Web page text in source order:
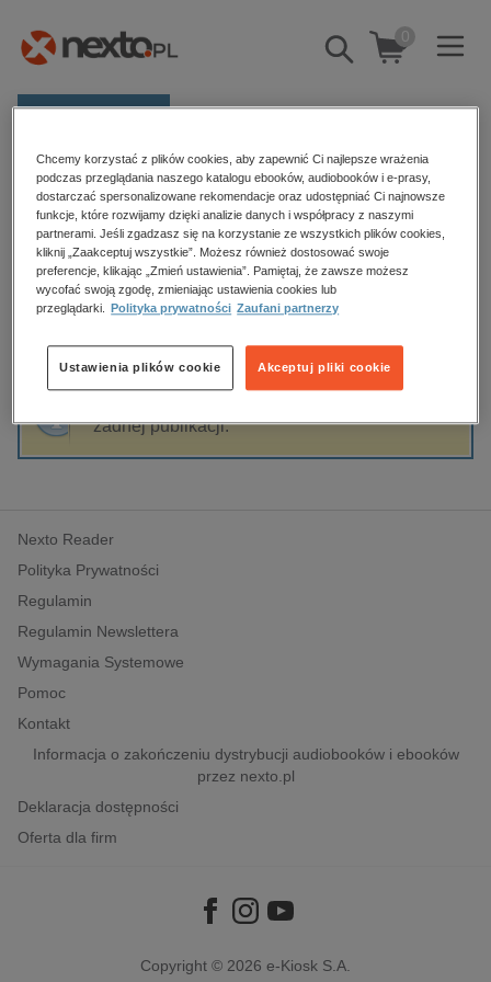
Pokaż/schowaj
wyszukiwarkę
0
Kategorie
Zobacz wszystkie E-prasa
budownictwo, aranżacja wnętrz
biznesowe, branżowe, gospodarka
dzienniki
edukacja
hobby, sport, rozrywka
komputery, internet, technologie, informatyka
polityka, społeczno-informacyjne
psychologiczne
inne
popularno-naukowe
historia
Strona główna Cyfrant
Cyfrant
Sortowanie Filtrowanie
żadnej publikacji.
Nexto Reader
Polityka Prywatności
Regulamin
Regulamin Newslettera
Wymagania Systemowe
Pomoc
Kontakt
Informacja o zakończeniu dystrybucji audiobooków i ebooków
przez nexto.pl
Deklaracja dostępności
Oferta dla firm
Copyright © 2026 e-Kiosk S.A.
Chcemy korzystać z plików cookies, aby zapewnić Ci najlepsze wrażenia
podczas przeglądania naszego katalogu ebooków, audiobooków i e-prasy,
dostarczać spersonalizowane rekomendacje oraz udostępniać Ci najnowsze
funkcje, które rozwijamy dzięki analizie danych i współpracy z naszymi
partnerami. Jeśli zgadzasz się na korzystanie ze wszystkich plików cookies,
kliknij „Zaakceptuj wszystkie”. Możesz również dostosować swoje
preferencje, klikając „Zmień ustawienia”. Pamiętaj, że zawsze możesz
wycofać swoją zgodę, zmieniając ustawienia cookies lub
przeglądarki.
Polityka prywatności Zaufani partnerzy
Akceptuj pliki cookie
Ustawienia plików cookie